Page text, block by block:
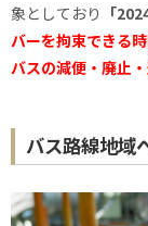
象としており 「
バーを拘束できる
バスの減便・廃止
バス路線地域